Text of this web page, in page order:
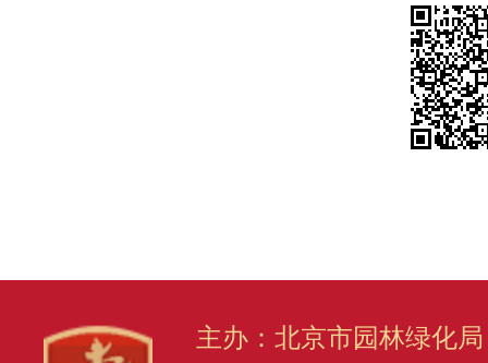
主办：北京市园林绿化